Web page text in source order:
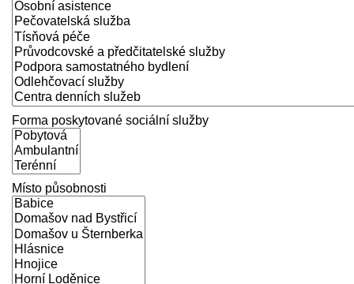
Forma poskytované sociální služby
Místo působnosti